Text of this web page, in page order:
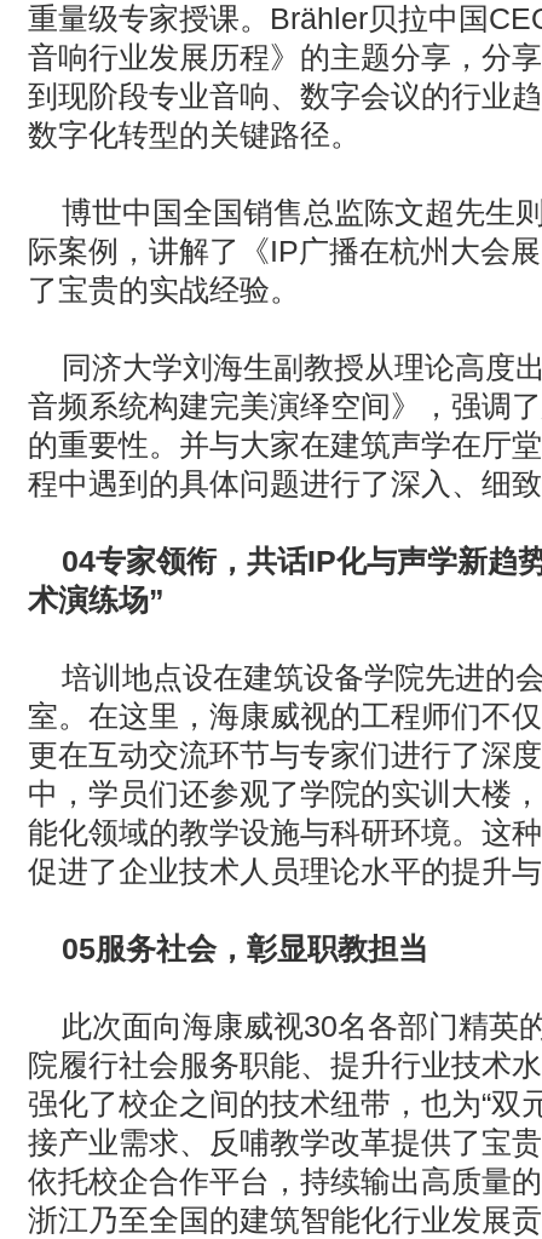
重量级专家授课。 Brähler贝拉中国
音响行业发展历程》的主题分享，分
到现阶段专业音响、数字会议的行业
数字化转型的关键路径。
博世中国全国销售总监陈文超先生
际案例，讲解了《IP广播在杭州大会
了宝贵的实战经验。
同济大学刘海生副教授从理论高度
音频系统构建完美演绎空间》，强调
的重要性。并与大家在建筑声学在厅
程中遇到的具体问题进行了深入、细
04专家领衔，共话IP化与声学新趋
术演练场”
培训地点设在建筑设备学院先进的
室。在这里，海康威视的工程师们不
更在互动交流环节与专家们进行了深
中，学员们还参观了学院的实训大楼
能化领域的教学设施与科研环境。这
促进了企业技术人员理论水平的提升
05服务社会，彰显职教担当
此次面向海康威视30名各部门精英
院履行社会服务职能、提升行业技术
强化了校企之间的技术纽带，也为“双
接产业需求、反哺教学改革提供了宝
依托校企合作平台，持续输出高质量
浙江乃至全国的建筑智能化行业发展